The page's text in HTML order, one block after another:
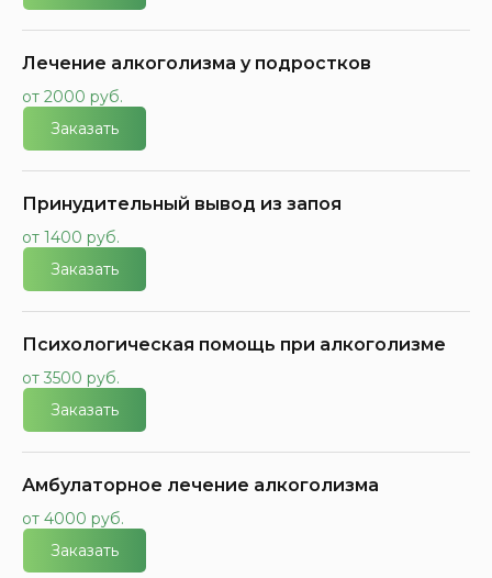
Лечение алкоголизма у подростков
от 2000 руб.
Заказать
Принудительный вывод из запоя
от 1400 руб.
Заказать
Психологическая помощь при алкоголизме
от 3500 руб.
Заказать
Амбулаторное лечение алкоголизма
от 4000 руб.
Заказать